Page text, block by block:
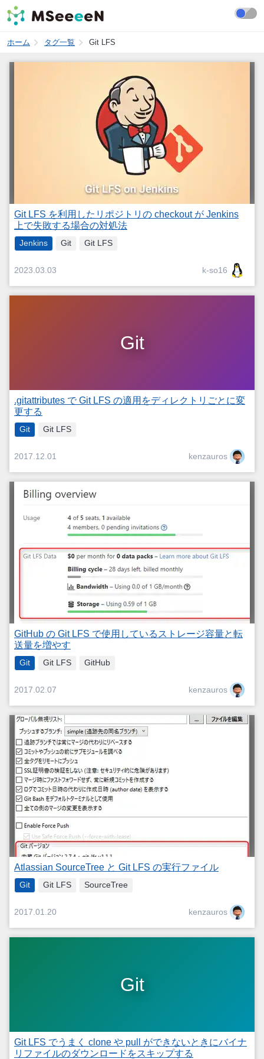
ホーム タグ一覧 Git LFS
Git LFS を利用したリポジトリの checkout が Jenkins
上で失敗する場合の対処法
Jenkins Git Git LFS
2023.03.03 k-so16
Git
.gitattributes で Git LFS の適用をディレクトリごとに変
更する
Git Git LFS
2017.12.01 kenzauros
GitHub の Git LFS で使用しているストレージ容量と転
送量を増やす
Git Git LFS GitHub
2017.02.07 kenzauros
Atlassian SourceTree と Git LFS の実行ファイル
Git Git LFS SourceTree
2017.01.20 kenzauros
Git
Git LFS でうまく clone や pull ができないときにバイナ
リファイルのダウンロードをスキップする